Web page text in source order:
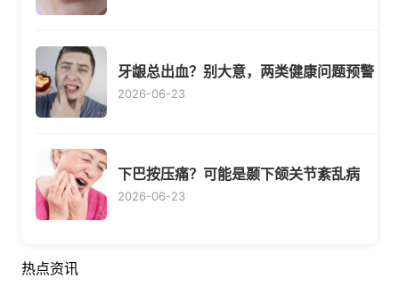
牙龈总出血？别大意，两类健康问题预警
2026-06-23
下巴按压痛？可能是颞下颌关节紊乱病
2026-06-23
热点资讯